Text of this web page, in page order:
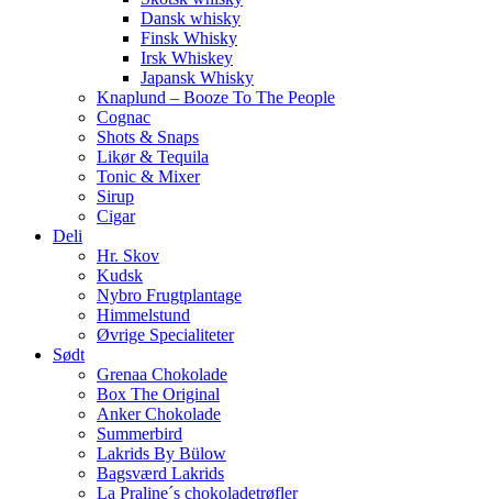
Dansk whisky
Finsk Whisky
Irsk Whiskey
Japansk Whisky
Knaplund – Booze To The People
Cognac
Shots & Snaps
Likør & Tequila
Tonic & Mixer
Sirup
Cigar
Deli
Hr. Skov
Kudsk
Nybro Frugtplantage
Himmelstund
Øvrige Specialiteter
Sødt
Grenaa Chokolade
Box The Original
Anker Chokolade
Summerbird
Lakrids By Bülow
Bagsværd Lakrids
La Praline´s chokoladetrøfler